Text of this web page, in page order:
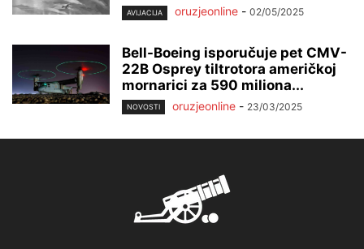
AVIJACIJA oruzjeonline - 02/05/2025
Bell-Boeing isporučuje pet CMV-
22B Osprey tiltrotora američkoj
mornarici za 590 miliona...
NOVOSTI oruzjeonline - 23/03/2025